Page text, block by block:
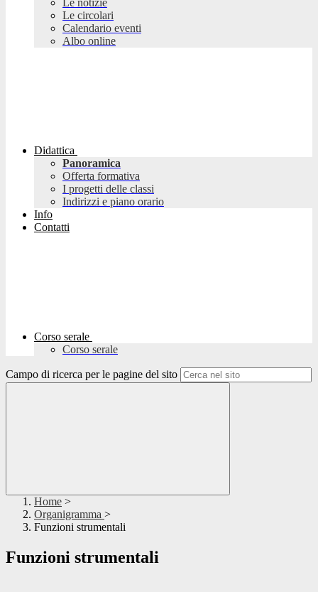
Le notizie
Le circolari
Calendario eventi
Albo online
Didattica
Panoramica
Offerta formativa
I progetti delle classi
Indirizzi e piano orario
Info
Contatti
Corso serale
Corso serale
Campo di ricerca per le pagine del sito
Home >
Organigramma >
Funzioni strumentali
Funzioni strumentali